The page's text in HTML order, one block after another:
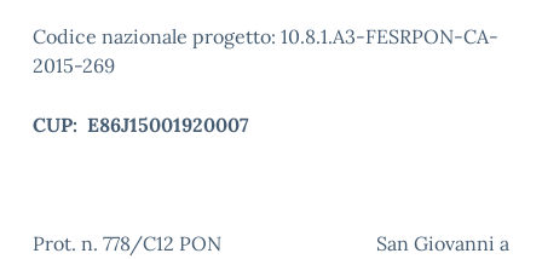
Codice nazionale progetto: 10.8.1.A3-FESRPON-CA-
2015-269
CUP: E86J15001920007
Prot. n. 778/C12 PON San Giovanni a